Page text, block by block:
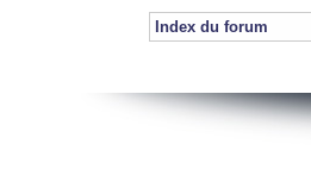
Index du forum